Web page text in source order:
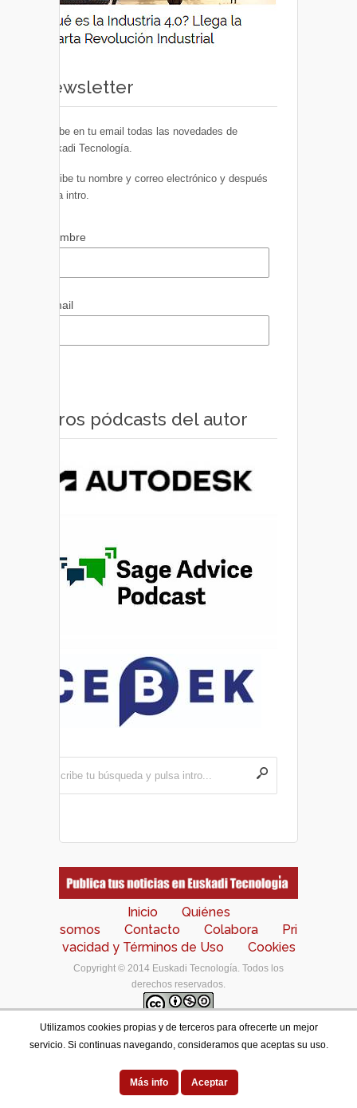
Newsletter
Recibe en tu email todas las novedades de
Euskadi Tecnología.
Escribe tu nombre y correo electrónico y después
pulsa intro.
Nombre
Email
Otros pódcasts del autor
Inicio
Quiénes
somos
Contacto Colabora
Pri
vacidad y Términos de Uso
Cookies
Copyright © 2014 Euskadi Tecnología. Todos los
derechos reservados.
Los contenidos de este portal están bajo unalicencia
de Creative Commons Reconocimiento-NoComercial-
Designed by
Utilizamos cookies propias y de terceros para ofrecerte un mejor
servicio. Si continuas navegando, consideramos que aceptas su uso.
Más info Aceptar